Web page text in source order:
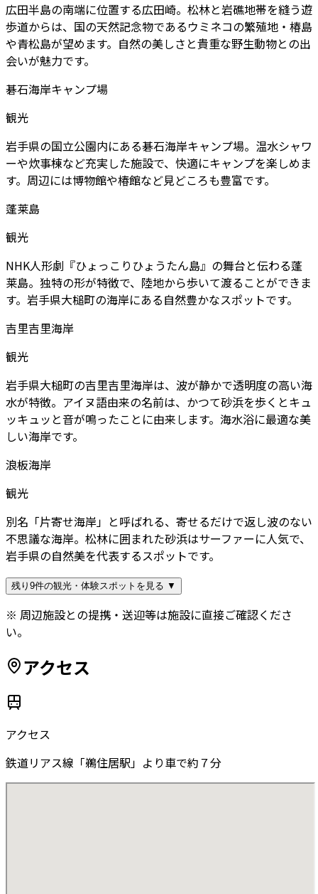
広田半島の南端に位置する広田崎。松林と岩礁地帯を縫う遊
歩道からは、国の天然記念物であるウミネコの繁殖地・椿島
や青松島が望めます。自然の美しさと貴重な野生動物との出
会いが魅力です。
碁石海岸キャンプ場
観光
岩手県の国立公園内にある碁石海岸キャンプ場。温水シャワ
ーや炊事棟など充実した施設で、快適にキャンプを楽しめま
す。周辺には博物館や椿館など見どころも豊富です。
蓬莱島
観光
NHK人形劇『ひょっこりひょうたん島』の舞台と伝わる蓬
莱島。独特の形が特徴で、陸地から歩いて渡ることができま
す。岩手県大槌町の海岸にある自然豊かなスポットです。
吉里吉里海岸
観光
岩手県大槌町の吉里吉里海岸は、波が静かで透明度の高い海
水が特徴。アイヌ語由来の名前は、かつて砂浜を歩くとキュ
ッキュッと音が鳴ったことに由来します。海水浴に最適な美
しい海岸です。
浪板海岸
観光
別名「片寄せ海岸」と呼ばれる、寄せるだけで返し波のない
不思議な海岸。松林に囲まれた砂浜はサーファーに人気で、
岩手県の自然美を代表するスポットです。
残り9件の観光・体験スポットを見る ▼
※ 周辺施設との提携・送迎等は施設に直接ご確認くださ
い。
アクセス
アクセス
鉄道リアス線「鵜住居駅」より車で約７分